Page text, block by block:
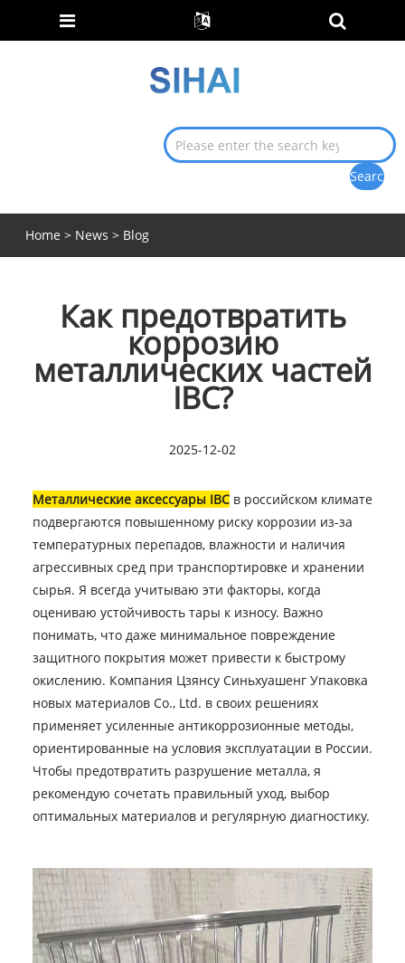
Home > News > Blog
Как предотвратить
коррозию
металлических частей
IBC?
2025-12-02
Металлические аксессуары IBCв российском климате
подвергаются повышенному риску коррозии из-за
температурных перепадов, влажности и наличия
агрессивных сред при транспортировке и хранении
сырья. Я всегда учитываю эти факторы, когда
оцениваю устойчивость тары к износу. Важно
понимать, что даже минимальное повреждение
защитного покрытия может привести к быстрому
окислению. Компания Цзянсу Синьхуашенг Упаковка
новых материалов Co., Ltd. в своих решениях
применяет усиленные антикоррозионные методы,
ориентированные на условия эксплуатации в России.
Чтобы предотвратить разрушение металла, я
рекомендую сочетать правильный уход, выбор
оптимальных материалов и регулярную диагностику.